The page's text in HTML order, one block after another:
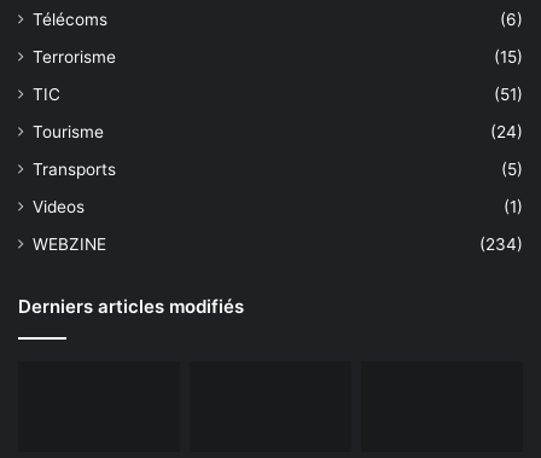
Télécoms
(6)
Terrorisme
(15)
TIC
(51)
Tourisme
(24)
Transports
(5)
Videos
(1)
WEBZINE
(234)
Derniers articles modifiés